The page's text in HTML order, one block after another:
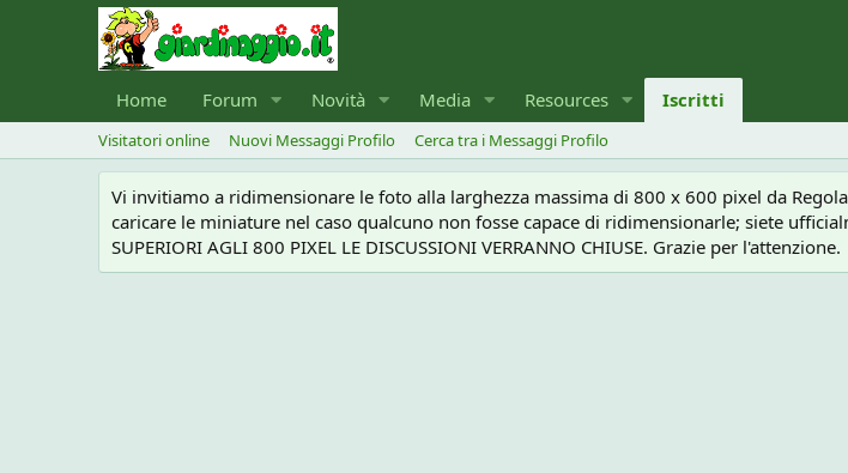
Home Forum Novità Media Resources Iscritti
Visitatori online Nuovi Messaggi Profilo Cerca tra i Messaggi Profilo
Vi invitiamo a ridimensionare le foto alla larghezza massima di 800 x 600 pixel da
caricare le miniature nel caso qualcuno non fosse capace di ridimensionarle; siete
SUPERIORI AGLI 800 PIXEL LE DISCUSSIONI VERRANNO CHIUSE. Grazie per l'attenzione.